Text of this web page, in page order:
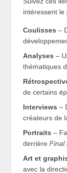
intéressent le
Coulisses –
Analyses –
thématiques
de certains
Interviews –
créateurs de
Portraits –
derrière Final
Art et
avec la